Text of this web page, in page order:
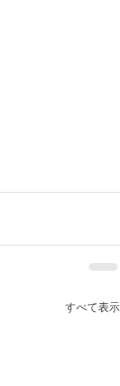
すべて表示